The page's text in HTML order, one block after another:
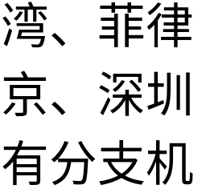
、菲律
、深圳
分支机